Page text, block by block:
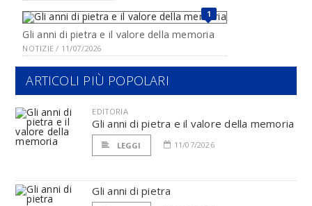
1
Gli anni di pietra e il valore della memoria
NOTIZIE / 11/07/2026
ARTICOLI PIÙ POPOLARI
EDITORIA
Gli anni di pietra e il valore della memoria
LEGGI 11/07/2026
Gli anni di pietra